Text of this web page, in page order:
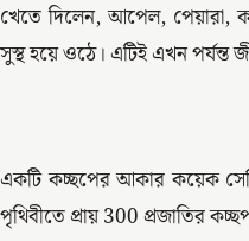
খেতে দিলেন, আপেল, পেয়ারা,
সুস্থ হয়ে ওঠে। এটিই এখন পর্যন্ত
একটি কচ্ছপের আকার কয়েক
পৃথিবীতে প্রায় 300 প্রজাতির